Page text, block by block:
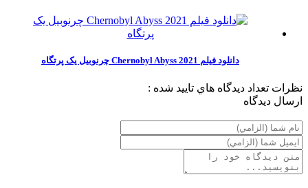
دانلود فیلم Chernobyl Abyss 2021 چرنوبیل یک پرتگاه
نظرات تعداد ديدگاه هاي تاييد شده :
ارسال ديدگاه